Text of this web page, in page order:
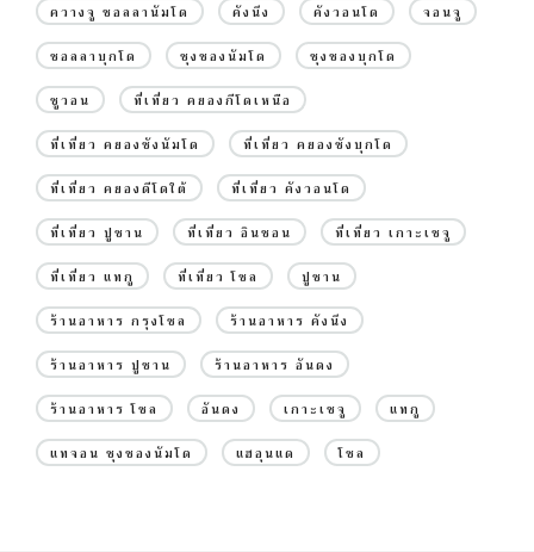
ควางจู ชอลลานัมโด คังนึง คังวอนโด จอนจู
ชอลลาบุกโด ชุงชองนัมโด ชุงชองบุกโด
ซูวอน ที่เที่ยว คยองกีโดเหนือ
ที่เที่ยว คยองซังนัมโด ที่เที่ยว คยองซังบุกโด
ที่เที่ยว คยองดีโดใต้ ที่เที่ยว คังวอนโด
ที่เที่ยว ปูซาน ที่เที่ยว อินชอน ที่เที่ยว เกาะเชจู
ที่เที่ยว แทกู ที่เที่ยว โซล ปูซาน
ร้านอาหาร กรุงโซล ร้านอาหาร คังนึง
ร้านอาหาร ปูซาน ร้านอาหาร อันดง
ร้านอาหาร โซล อันดง เกาะเชจู แทกู
แทจอน ชุงชองนัมโด แฮอุนแด โซล